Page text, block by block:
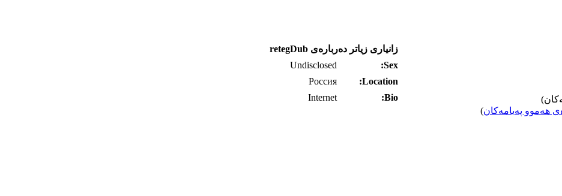
هه‌موو په‌یامه‌کان)
زانیاری زیاتر ده‌رباره‌ی retegDub
Sex:
Undisclosed
Location:
Россия
Bio:
Internet